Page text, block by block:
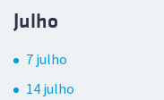
Julho
7 julho
14 julho